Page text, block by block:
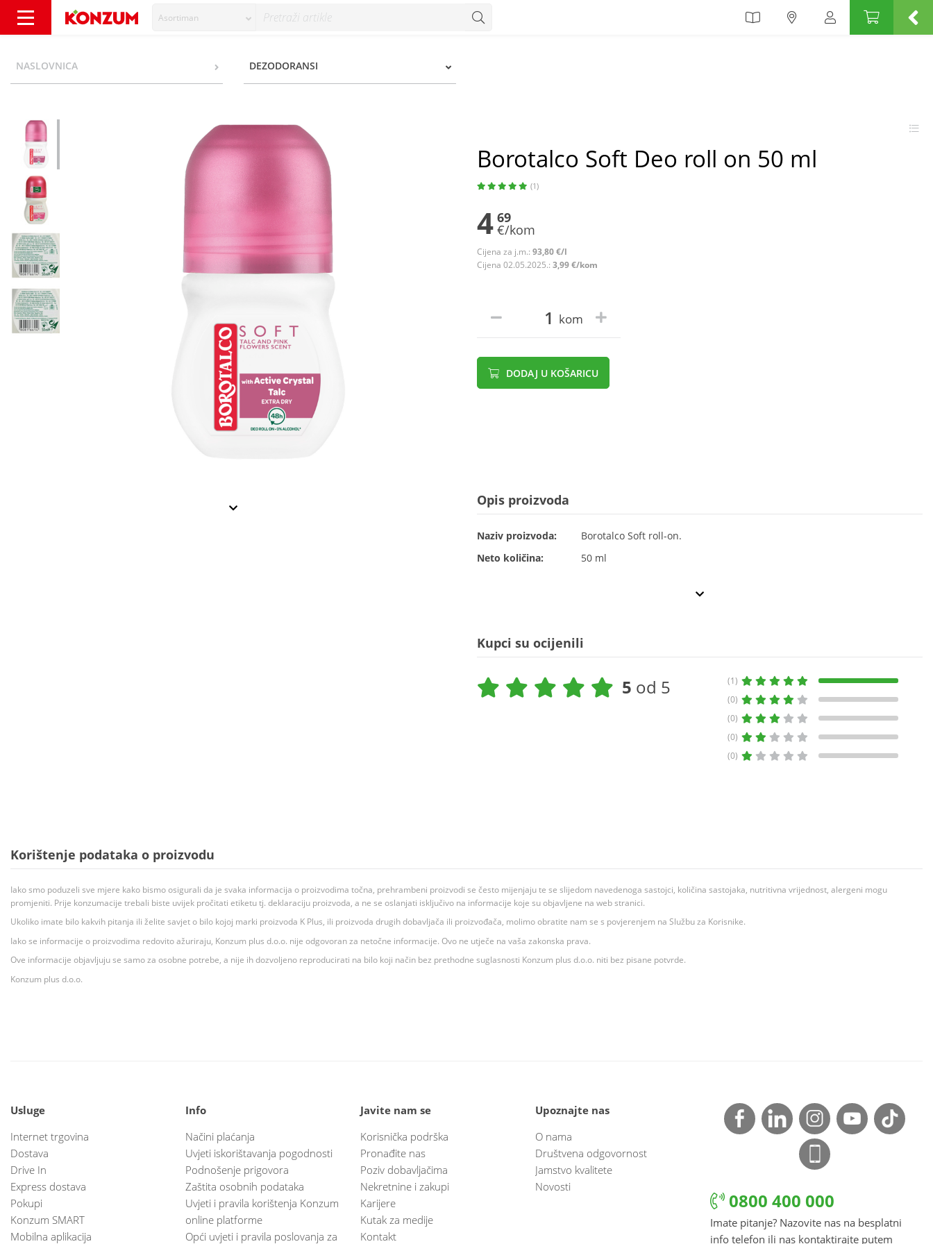
Asortiman
NASLOVNICA DEZODORANSI
Borotalco Soft Deo roll on 50 ml
(1)
4 69
€/kom
Cijena za j.m.: 93,80 €/l
Cijena 02.05.2025.: 3,99 €/kom
kom
DODAJ U KOŠARICU
Opis proizvoda
Naziv proizvoda:
Borotalco Soft roll-on.
Neto količina:
50 ml
Kupci su ocijenili
5 od 5
(1)
(0)
(0)
(0)
(0)
Korištenje podataka o proizvodu
Iako smo poduzeli sve mjere kako bismo osigurali da je svaka informacija o proizvodima točna, prehrambeni proizvodi se često mijenjaju te se slijedom navedenoga sastojci, količina sastojaka, nutritivna vrijednost, alergeni mogu
promjeniti. Prije konzumacije trebali biste uvijek pročitati etiketu tj. deklaraciju proizvoda, a ne se oslanjati isključivo na informacije koje su objavljene na web stranici.
Ukoliko imate bilo kakvih pitanja ili želite savjet o bilo kojoj marki proizvoda K Plus, ili proizvoda drugih dobavljača ili proizvođača, molimo obratite nam se s povjerenjem na Službu za Korisnike.
Iako se informacije o proizvodima redovito ažuriraju, Konzum plus d.o.o. nije odgovoran za netočne informacije. Ovo ne utječe na vaša zakonska prava.
Ove informacije objavljuju se samo za osobne potrebe, a nije ih dozvoljeno reproducirati na bilo koji način bez prethodne suglasnosti Konzum plus d.o.o. niti bez pisane potvrde.
Konzum plus d.o.o.
Usluge
Internet trgovina
Dostava
Drive In
Express dostava
Pokupi
Konzum SMART
Mobilna aplikacija
Info
Načini plaćanja
Uvjeti iskorištavanja pogodnosti
Podnošenje prigovora
Zaštita osobnih podataka
Uvjeti i pravila korištenja Konzum
online platforme
Opći uvjeti i pravila poslovanja za
Javite nam se
Korisnička podrška
Pronađite nas
Poziv dobavljačima
Nekretnine i zakupi
Karijere
Kutak za medije
Kontakt
Upoznajte nas
O nama
Društvena odgovornost
Jamstvo kvalitete
Novosti
0800 400 000
Imate pitanje? Nazovite nas na besplatni
info telefon ili nas kontaktirajte putem